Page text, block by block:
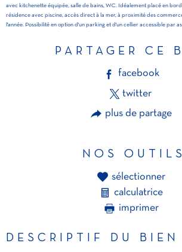
avec kitchenette équipée, salle de bains, WC. Idéalement placé en bord
résidence avec piscine, accès direct à la mer, à proximité des
PARTAGER CE
facebook
twitter
plus de partage
NOS OUTILS
sélectionner
calculatrice
imprimer
DESCRIPTIF DU BIEN